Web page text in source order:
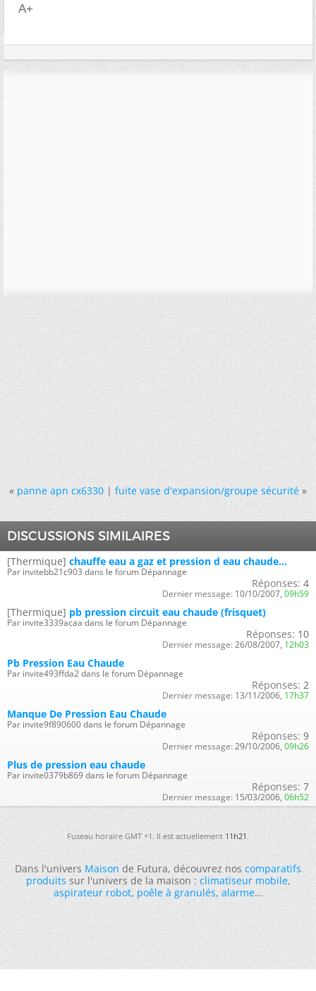
A+
« panne apn cx6330|fuite vase d'expansion/groupe sécurité »
DISCUSSIONS SIMILAIRES
[Thermique] chauffe eau a gaz et pression d eau chaude...
Par invitebb21c903 dans le forum Dépannage
Réponses: 4
Dernier message: 10/10/2007, 09h59
[Thermique] pb pression circuit eau chaude (frisquet)
Par invite3339acaa dans le forum Dépannage
Réponses: 10
Dernier message: 26/08/2007, 12h03
Pb Pression Eau Chaude
Par invite493ffda2 dans le forum Dépannage
Réponses: 2
Dernier message: 13/11/2006, 17h37
Manque De Pression Eau Chaude
Par invite9f890600 dans le forum Dépannage
Réponses: 9
Dernier message: 29/10/2006, 09h26
Plus de pression eau chaude
Par invite0379b869 dans le forum Dépannage
Réponses: 7
Dernier message: 15/03/2006, 06h52
Fuseau horaire GMT +1. Il est actuellement11h21.
Dans l'universMaisonde Futura, découvrez noscomparatifs
produitssur l'univers de la maison :climatiseur mobile,
aspirateur robot,poêle à granulés,alarme...